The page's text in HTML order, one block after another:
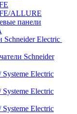
ALLURE
панели
Schneider Electric
Schneider
Systeme Electric
Systeme Electric
Systeme Electric